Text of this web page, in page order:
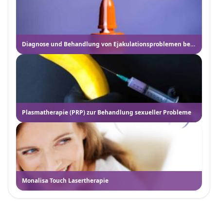
Diagnose und Behandlung von Ejakulationsproblemen bei Männern
Plasmatherapie (PRP) zur Behandlung sexueller Probleme
Monalisa Touch Lasertherapie